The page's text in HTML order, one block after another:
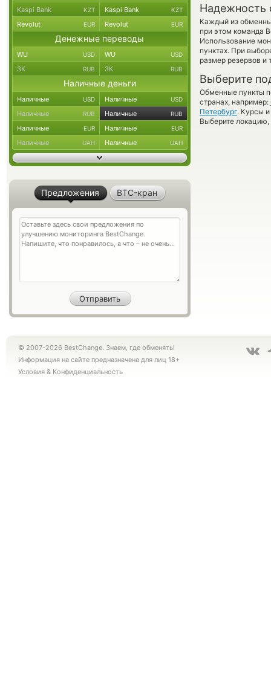
Надежность
Каждый из
при этом команда
Использование
пунктах. При
размер резервов и
Выберите
Обменные пункты
странах, например:
Петербург. Курсы и
Выберите локацию,
Kaspi Bank KZT Kaspi Bank KZT
Revolut EUR Revolut EUR
Денежные переводы
WU USD WU USD
ЗК RUB ЗК RUB
Наличные деньги
Наличные USD Наличные USD
Наличные RUB Наличные RUB
Наличные EUR Наличные EUR
Наличные UAH Наличные UAH
Предложения BTC-кран
© 2007-2026 BestChange. Знаем, где обменять!
Информация на сайте предназначена для лиц 18+
Условия & Конфиденциальность